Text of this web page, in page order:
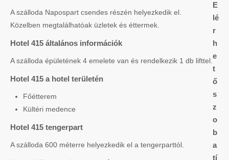
A szálloda Napospart csendes részén helyezkedik el.
Közelben megtalálhatóak üzletek és éttermek.
Hotel 415 általános információk
A szálloda épületének 4 emelete van és rendelkezik 1 db lifttel.
Hotel 415 a hotel területén
Főétterem
Kültéri medence
Hotel 415 tengerpart
A szálloda 600 méterre helyezkedik el a tengerparttól.
E
lé
r
h
e
t
ő
s
z
o
b
a
tí